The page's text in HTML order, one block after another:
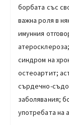
борбата със
важна роля в
имунния
синдром на
остеоартит;
сърдечно-
заболявания;
употребата на